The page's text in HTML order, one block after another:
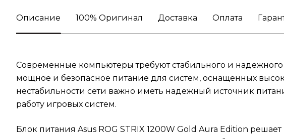
Описание 100% Оригинал Доставка Оплата
Современные компьютеры требуют стабильного и надежного
мощное и безопасное питание для систем, оснащенных
нестабильности сети важно иметь надежный источник
работу игровых систем.
Блок питания Asus ROG STRIX 1200W Gold Aura Edition